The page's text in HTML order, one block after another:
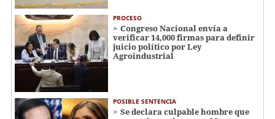
PROCESO
Congreso Nacional envía a
verificar 14,000 firmas para definir
juicio político por Ley
Agroindustrial
POSIBLE SENTENCIA
Se declara culpable hombre que